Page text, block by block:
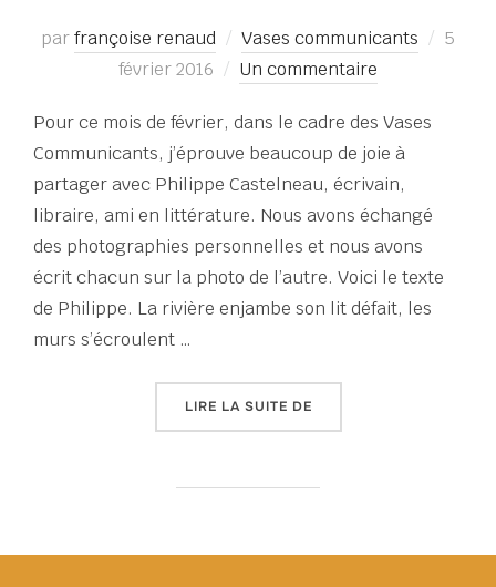
parfrançoise renaud Vases communicants
Publié
5
février 2016
Un commentaire
Pour ce mois de février, dans le cadre des Vases
Communicants, j’éprouve beaucoup de joie à
partager avec Philippe Castelneau, écrivain,
libraire, ami en littérature. Nous avons échangé
des photographies personnelles et nous avons
écrit chacun sur la photo de l’autre. Voici le texte
de Philippe. La rivière enjambe son lit défait, les
murs s’écroulent …
LIRE LA SUITE DE« LE RÉSERVOIR »